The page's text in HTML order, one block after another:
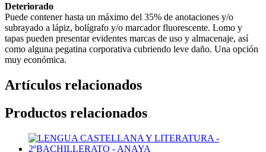
Deteriorado
Puede contener hasta un máximo del 35% de anotaciones y/o
subrayado a lápiz, bolígrafo y/o marcador fluorescente. Lomo y
tapas pueden presentar evidentes marcas de uso y almacenaje, así
como alguna pegatina corporativa cubriendo leve daño. Una opción
muy económica.
Artículos relacionados
Productos relacionados